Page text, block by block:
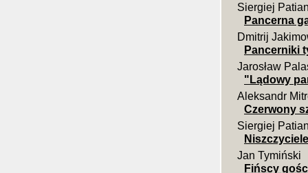
Siergiej
Pancerna
Dmitrij
Pancerniki
Jarosław
"Lądowy
Aleksandr
Czerwony
Siergiej
Jan Tymiński
Fińscy